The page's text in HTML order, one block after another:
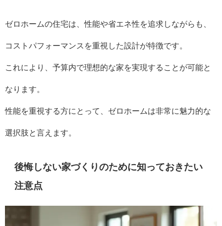
ゼロホームの住宅は、性能や省エネ性を追求しながらも、
コストパフォーマンスを重視した設計が特徴です。
これにより、予算内で理想的な家を実現することが可能と
なります。
性能を重視する方にとって、ゼロホームは非常に魅力的な
選択肢と言えます。
後悔しない家づくりのために知っておきたい
注意点